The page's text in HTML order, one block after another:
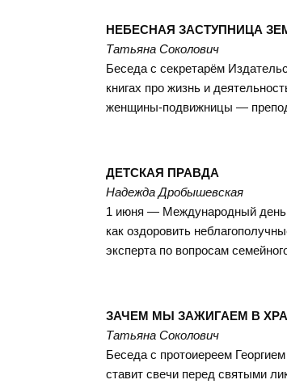
НЕБЕСНАЯ ЗАСТУПНИЦА
Татьяна Соколович
Беседа с секретарём
книгах про жизнь и
женщины-подвижницы —
ДЕТСКАЯ ПРАВДА
Надежда Дробышевская
1 июня — Международный день
как оздоровить
эксперта по вопросам
ЗАЧЕМ МЫ ЗАЖИГАЕМ В
Татьяна Соколович
Беседа с протоиереем
ставит свечи перед святыми